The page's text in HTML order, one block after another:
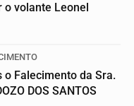
volante Leonel
o Falecimento da Sra.
DOS SANTOS